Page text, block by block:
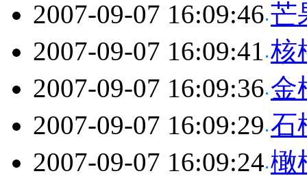
2007-09-07 16:09:46 芒
2007-09-07 16:09:41 核
2007-09-07 16:09:36 金
2007-09-07 16:09:29 石
2007-09-07 16:09:24 橄